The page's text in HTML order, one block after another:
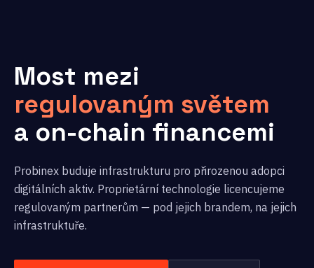
Most mezi
regulovaným světem
a on-chain financemi
Probinex buduje infrastrukturu pro přirozenou adopci
digitálních aktiv. Proprietární technologie licencujeme
regulovaným partnerům — pod jejich brandem, na jejich
infrastruktuře.